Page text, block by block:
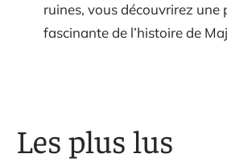
ruines, vous découvrirez une
fascinante de l’histoire de
Les plus lus